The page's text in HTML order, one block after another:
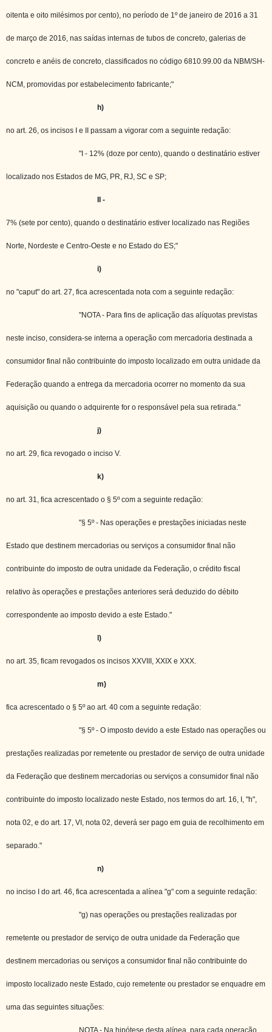
oitenta e oito milésimos por cento), no período de 1º de janeiro de 2016 a 31
de março de 2016, nas saídas internas de tubos de concreto, galerias de
concreto e anéis de concreto, classificados no código 6810.99.00 da NBM/SH-
NCM, promovidas por estabelecimento fabricante;"
h)
no art. 26, os incisos I e II passam a vigorar com a seguinte redação:
"I - 12% (doze por cento), quando o destinatário estiver
localizado nos Estados de MG, PR, RJ, SC e SP;
II -
7% (sete por cento), quando o destinatário estiver localizado nas Regiões
Norte, Nordeste e Centro-Oeste e no Estado do ES;"
i)
no "caput" do art. 27, fica acrescentada nota com a seguinte redação:
"NOTA - Para fins de aplicação das alíquotas previstas
neste inciso, considera-se interna a operação com mercadoria destinada a
consumidor final não contribuinte do imposto localizado em outra unidade da
Federação quando a entrega da mercadoria ocorrer no momento da sua
aquisição ou quando o adquirente for o responsável pela sua retirada."
j)
no art. 29, fica revogado o inciso V.
k)
no art. 31, fica acrescentado o § 5º com a seguinte redação:
"§ 5º - Nas operações e prestações iniciadas neste
Estado que destinem mercadorias ou serviços a consumidor final não
contribuinte do imposto de outra unidade da Federação, o crédito fiscal
relativo às operações e prestações anteriores será deduzido do débito
correspondente ao imposto devido a este Estado."
l)
no art. 35, ficam revogados os incisos XXVIII, XXIX e XXX.
m)
fica acrescentado o § 5º ao art. 40 com a seguinte redação:
"§ 5º - O imposto devido a este Estado nas operações ou
prestações realizadas por remetente ou prestador de serviço de outra unidade
da Federação que destinem mercadorias ou serviços a consumidor final não
contribuinte do imposto localizado neste Estado, nos termos do art. 16, I, "h",
nota 02, e do art. 17, VI, nota 02, deverá ser pago em guia de recolhimento em
separado."
n)
no inciso I do art. 46, fica acrescentada a alínea "g" com a seguinte redação:
"g) nas operações ou prestações realizadas por
remetente ou prestador de serviço de outra unidade da Federação que
destinem mercadorias ou serviços a consumidor final não contribuinte do
imposto localizado neste Estado, cujo remetente ou prestador se enquadre em
uma das seguintes situações:
NOTA - Na hipótese desta alínea, para cada operação